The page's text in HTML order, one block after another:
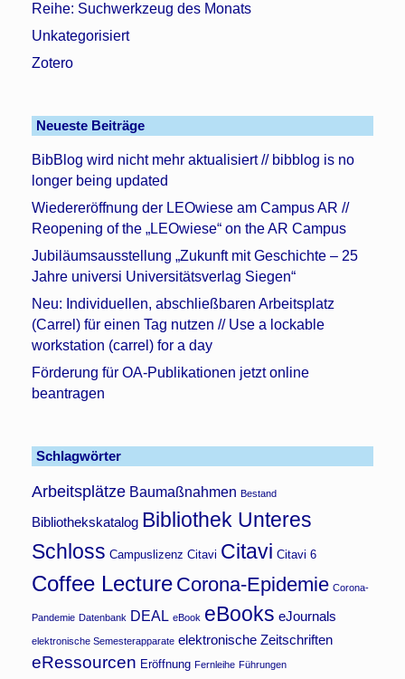
Reihe: Suchwerkzeug des Monats
Unkategorisiert
Zotero
Neueste Beiträge
BibBlog wird nicht mehr aktualisiert // bibblog is no
longer being updated
Wiedereröffnung der LEOwiese am Campus AR //
Reopening of the „LEOwiese“ on the AR Campus
Jubiläumsausstellung „Zukunft mit Geschichte – 25
Jahre universi Universitätsverlag Siegen“
Neu: Individuellen, abschließbaren Arbeitsplatz
(Carrel) für einen Tag nutzen // Use a lockable
workstation (carrel) for a day
Förderung für OA-Publikationen jetzt online
beantragen
Schlagwörter
Arbeitsplätze Baumaßnahmen Bestand
Bibliothekskatalog Bibliothek Unteres
Schloss Campuslizenz Citavi Citavi Citavi 6
Coffee Lecture Corona-Epidemie Corona-
Pandemie Datenbank DEAL eBook eBooks eJournals
elektronische Semesterapparate elektronische Zeitschriften
eRessourcen Eröffnung Fernleihe Führungen